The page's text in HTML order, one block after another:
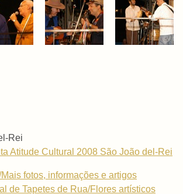
Rei
Atitude Cultural 2008 São João del-Rei
fotos, informações e artigos
de Tapetes de Rua/Flores artísticos